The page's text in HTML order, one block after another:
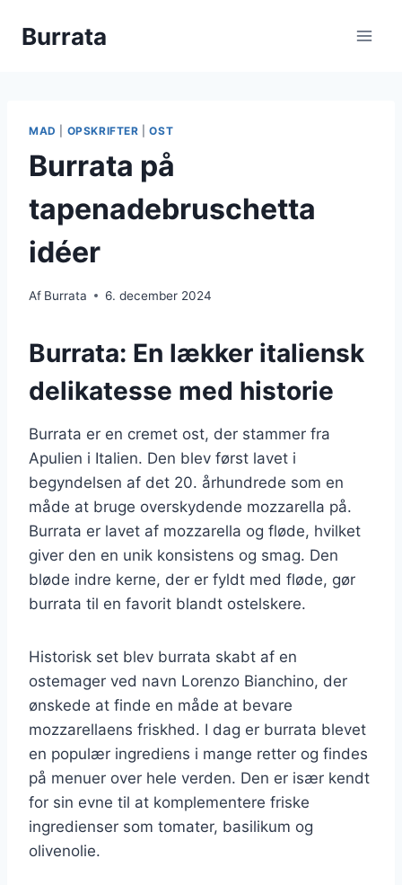
Burrata
MAD OPSKRIFTER |OST
Burrata på
tapenadebruschetta
idéer
Af Burrata 6. december 2024
Burrata: En lækker italiensk
delikatesse med historie
Burrata er en cremet ost, der stammer fra
Apulien i Italien. Den blev først lavet i
begyndelsen af det 20. århundrede som en
måde at bruge overskydende mozzarella på.
Burrata er lavet af mozzarella og fløde, hvilket
giver den en unik konsistens og smag. Den
bløde indre kerne, der er fyldt med fløde, gør
burrata til en favorit blandt ostelskere.
Historisk set blev burrata skabt af en
ostemager ved navn Lorenzo Bianchino, der
ønskede at finde en måde at bevare
mozzarellaens friskhed. I dag er burrata blevet
en populær ingrediens i mange retter og findes
på menuer over hele verden. Den er især kendt
for sin evne til at komplementere friske
ingredienser som tomater, basilikum og
olivenolie.